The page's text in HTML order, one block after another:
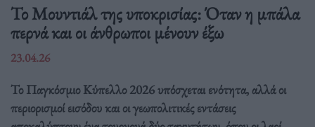
Το Μουντιάλ της υποκρισίας: Όταν η μπάλα
περνά και οι άνθρωποι μένουν έξω
23.04.26
Το Παγκόσμιο Κύπελλο 2026 υπόσχεται ενότητα, αλλά οι
περιορισμοί εισόδου και οι γεωπολιτικές εντάσεις